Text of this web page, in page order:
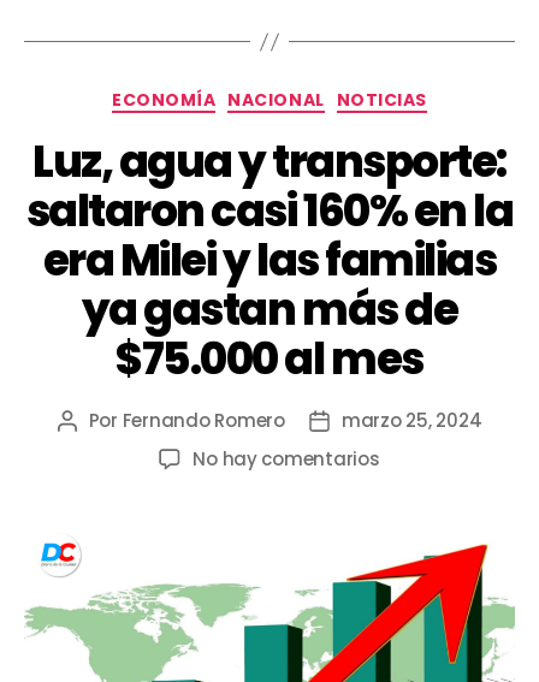
ECONOMÍA NACIONAL NOTICIAS
Luz, agua y transporte:
saltaron casi 160% en la
era Milei y las familias
ya gastan más de
$75.000 al mes
Por Fernando Romero
marzo 25, 2024
No hay comentarios